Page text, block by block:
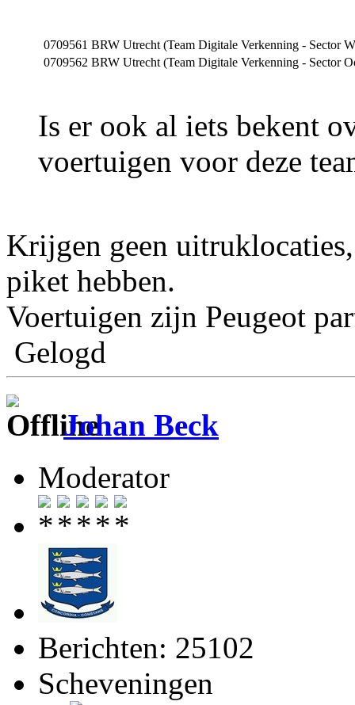
0709561 BRW Utrecht (Team Digitale Verkenning - Sector
0709562 BRW Utrecht (Team Digitale Verkenning - Sector
Is er ook al iets bekent
voertuigen voor deze
Krijgen geen
piket hebben.
Voertuigen zijn Peugeot
Gelogd
Johan Beck
Moderator
Berichten: 25102
Scheveningen